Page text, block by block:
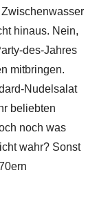
hinaus. Nein,
des-Jahres
mitbringen.
Nudelsalat
beliebten
noch was
wahr? Sonst